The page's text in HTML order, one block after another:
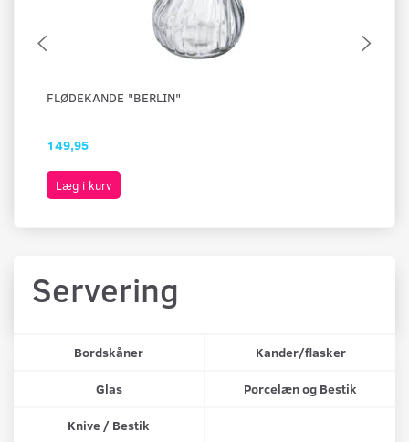
FLØDEKANDE "BERLIN"
149,95
Læg i kurv
Servering
Bordskåner Kander/flasker
Glas Porcelæn og Bestik
Knive / Bestik